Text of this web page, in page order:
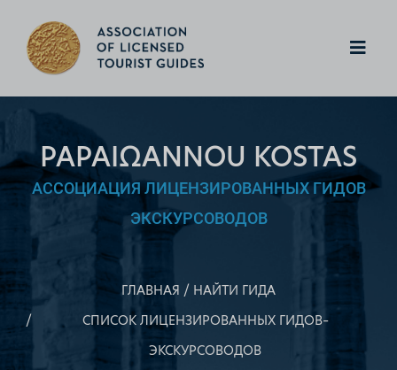
PAPAIΩANNOU KOSTAS
АССОЦИАЦИЯ ЛИЦЕНЗИРОВАННЫХ ГИДОВ
ЭКСКУРСОВОДОВ
ГЛАВНАЯ
НАЙТИ ГИДА
СПИСОК ЛИЦЕНЗИРОВАННЫХ ГИДОВ–
ЭКСКУРСОВОДОВ